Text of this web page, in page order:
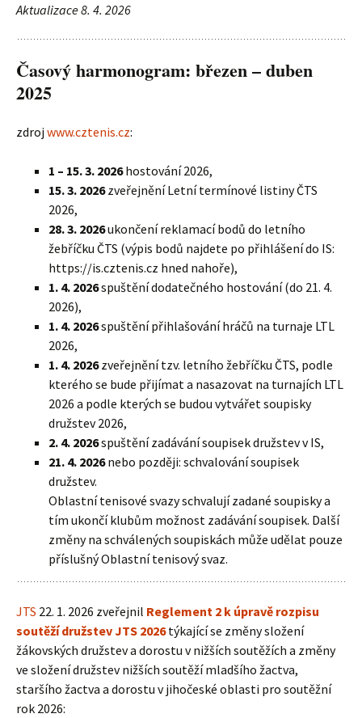
Aktualizace 8. 4. 2026
Časový harmonogram: březen – duben
2025
zdroj www.cztenis.cz:
1 – 15. 3. 2026hostování 2026,
15. 3. 2026zveřejnění Letní termínové listiny ČTS
2026,
28. 3. 2026ukončení reklamací bodů do letního
žebříčku ČTS (výpis bodů najdete po přihlášení do IS:
https://is.cztenis.cz hned nahoře),
1. 4. 2026spuštění dodatečného hostování (do 21. 4.
2026),
1. 4. 2026spuštění přihlašování hráčů na turnaje LTL
2026,
1. 4. 2026zveřejnění tzv. letního žebříčku ČTS, podle
kterého se bude přijímat a nasazovat na turnajích LTL
2026 a podle kterých se budou vytvářet soupisky
družstev 2026,
2. 4. 2026spuštění zadávání soupisek družstev v IS,
21. 4. 2026nebo později: schvalování soupisek
družstev.
Oblastní tenisové svazy schvalují zadané soupisky a
tím ukončí klubům možnost zadávání soupisek. Další
změny na schválených soupiskách může udělat pouze
příslušný Oblastní tenisový svaz.
JTS 22. 1. 2026 zveřejnil Reglement 2 k úpravě rozpisu
soutěží družstev JTS 2026týkající se změny složení
žákovských družstev a dorostu v nižších soutěžích a změny
ve složení družstev nižších soutěží mladšího žactva,
staršího žactva a dorostu v jihočeské oblasti pro soutěžní
rok 2026: